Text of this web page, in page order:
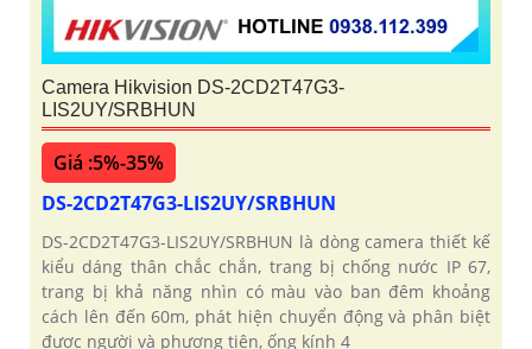
Camera Hikvision DS-2CD2T47G3-
LIS2UY/SRBHUN
Giá :5%-35%
DS-2CD2T47G3-LIS2UY/SRBHUN
DS-2CD2T47G3-LIS2UY/SRBHUN là dòng camera thiết kế
kiểu dáng thân chắc chắn, trang bị chống nước IP 67,
trang bị khả năng nhìn có màu vào ban đêm khoảng
cách lên đến 60m, phát hiện chuyển động và phân biệt
được người và phương tiện, ống kính 4